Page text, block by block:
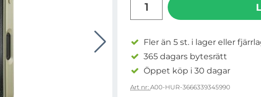
Fler än 5 st. i lager eller
365 dagars bytesrätt
Öppet köp i 30 dagar
Art nr: A00-HUR-3666339345990